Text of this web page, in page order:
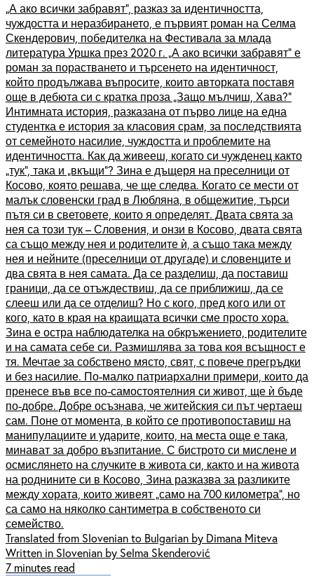
„А ако всички забравят“, разказ за идентичността,
чуждостта и неразбирането, е първият роман на Селма
Скендерович, победителка на Фестивала за млада
литература Уршка през 2020 г. „А ако всички забравят“ е
роман за порастването и търсенето на идентичност,
който продължава въпросите, които авторката поставя
още в дебюта си с кратка проза „Защо мълчиш, Хава?“
Интимната история, разказана от първо лице на една
студентка е история за класовия срам, за последствията
от семейното насилие, чуждостта и проблемите на
идентичността. Как да живееш, когато си чужденец както
„тук“, така и „вкъщи“? Зина е дъщеря на преселници от
Косово, която решава, че ще следва. Когато се мести от
малък словенски град в Любляна, в общежитие, търси
пътя си в световете, които я определят. Двата свята за
нея са този тук – Словения, и онзи в Косово, двата свята
са също между нея и родителите ѝ, а също така между
нея и нейните (преселници от другаде) и словенците и
два свята в нея самата. Да се разделиш, да поставиш
граници, да се отъждествиш, да се приближиш, да се
слееш или да се отделиш? Но с кого, пред кого или от
кого, като в края на краищата всички сме просто хора.
Зина е остра наблюдателка на обкръжението, родителите
и на самата себе си. Размишлява за това коя всъщност е
тя. Мечтае за собствено място, свят, с повече прегръдки
и без насилие. По-малко патриархални примери, които да
пренесе във все по-самостоятелния си живот, ще ѝ бъде
по-добре. Добре осъзнава, че житейския си път чертаеш
сам. Поне от момента, в който се противопоставиш на
манипулациите и ударите, които, на места още е така,
минават за добро възпитание. С бистрото си мислене и
осмислянето на случките в живота си, както и на живота
на роднините си в Косово, Зина разказва за разликите
между хората, които живеят „само на 700 километра“, но
са само на няколко сантиметра в собственото си
семейство.
Translated from Slovenian to Bulgarian by Dimana Miteva
Written in Slovenian by Selma Skenderović
7 minutes read